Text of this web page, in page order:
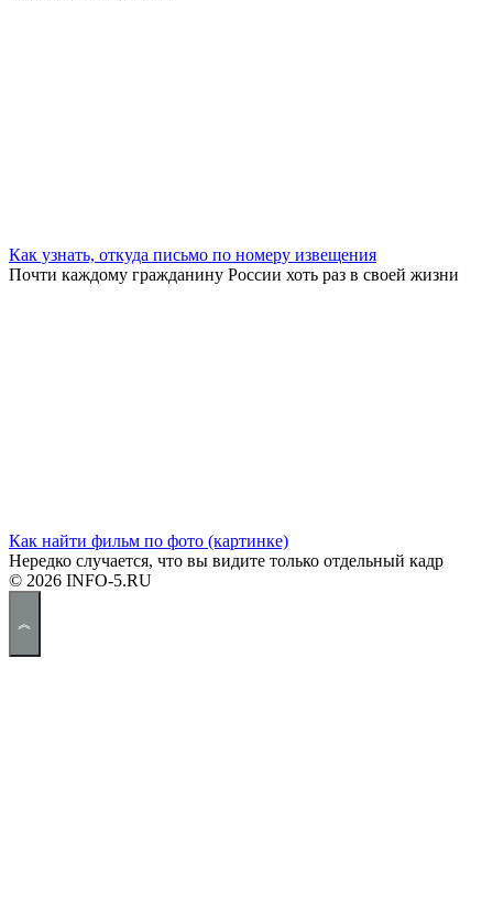
Как узнать, откуда письмо по номеру извещения
Почти каждому гражданину России хоть раз в своей жизни
Как найти фильм по фото (картинке)
Нередко случается, что вы видите только отдельный кадр
© 2026 INFO-5.RU